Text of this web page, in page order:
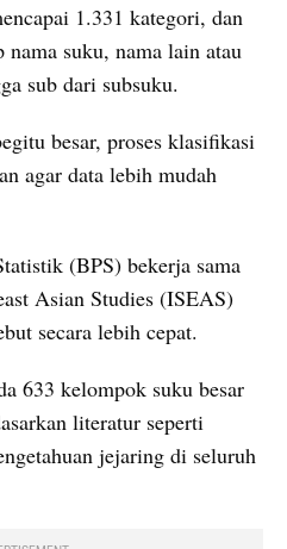
1.331 kategori, dan
suku, nama lain atau
sub dari subsuku.
besar, proses klasifikasi
agar data lebih mudah
(BPS) bekerja sama
Asian Studies (ISEAS)
secara lebih cepat.
633 kelompok suku besar
literatur seperti
jejaring di seluruh